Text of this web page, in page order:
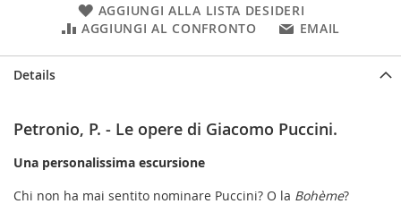
AGGIUNGI ALLA LISTA DESIDERI
AGGIUNGI AL CONFRONTO
EMAIL
Details
Petronio, P. - Le opere di Giacomo Puccini.
Una personalissima escursione
Chi non ha mai sentito nominare Puccini? O la Bohème?